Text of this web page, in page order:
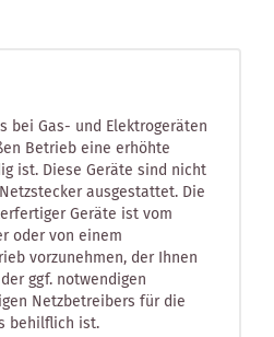
bei Gas- und Elektrogeräten
Betrieb eine erhöhte
ist. Diese Geräte sind nicht
ausgestattet. Die
Geräte ist vom
oder von einem
vorzunehmen, der Ihnen
ggf. notwendigen
Netzbetreibers für die
behilflich ist.